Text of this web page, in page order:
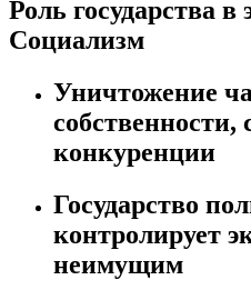
Роль государства в
Социализм
Уничтожение
собственности,
конкуренции
Государство
контролирует
неимущим